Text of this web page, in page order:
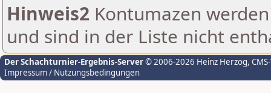
Hinweis2 Kontumazen
und sind in der Liste nicht
Der Schachturnier-Ergebnis-Server© 2006-2026 Heinz Herzog,
Impressum / Nutzungsbedingungen